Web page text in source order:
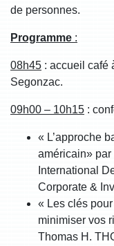
de personnes.
Programme :
08h45 : accueil café
Segonzac.
09h00 – 10h15 :
« L’approche
américain»
International
Corporate &
« Les clés
minimiser vos
Thomas H.